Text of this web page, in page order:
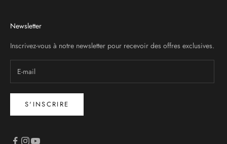
Newsletter
Inscrivez-vous à notre newsletter pour recevoir des offres exclusives.
S'INSCRIRE